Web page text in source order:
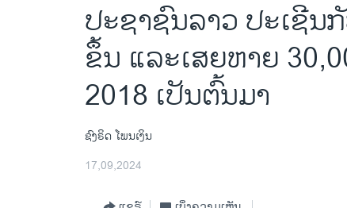
ປະຊາຊົນລາວ ປະເຊີນ
ຂຶ້ນ ແລະເສຍຫາຍ
2018 ເປັນຕົ້ນມາ
ຊົງຣິດ ໂພນເງິນ
17,09,2024